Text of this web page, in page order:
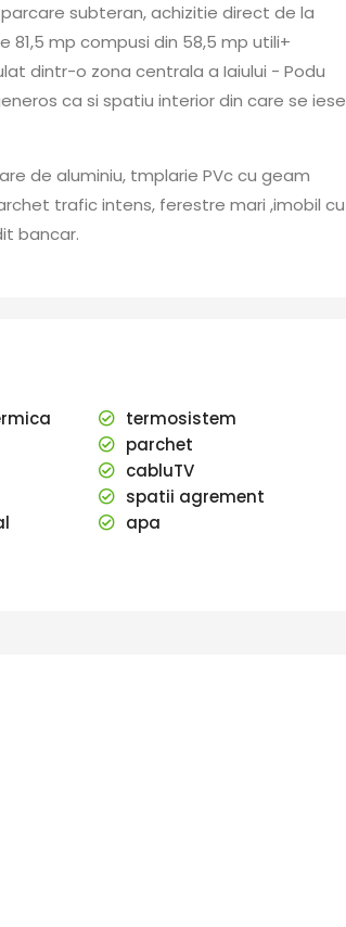
parcare subteran, achizitie direct de la
mp compusi din 58,5 mp utili+
dintr-o zona centrala a Iaiului - Podu
ca si spatiu interior din care se iese
de aluminiu, tmplarie PVc cu geam
trafic intens, ferestre mari ,imobil cu
bancar.
termosistem
parchet
cabluTV
spatii agrement
apa